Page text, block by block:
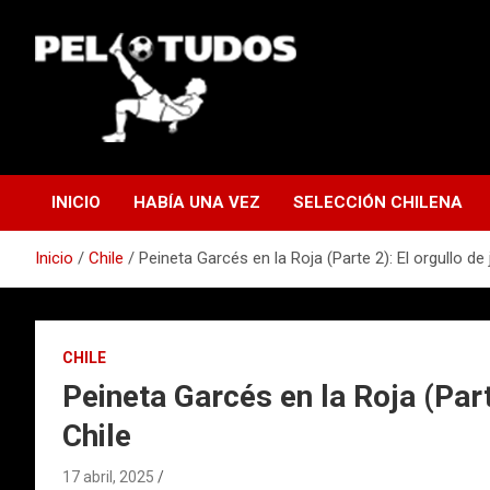
contenido
INICIO HABÍA UNA VEZ SELECCIÓN CHILENA
Inicio Chile Peineta Garcés en la Roja (Parte 2): El orgullo de
CHILE
Peineta Garcés en la Roja
Chile
17 abril, 2025